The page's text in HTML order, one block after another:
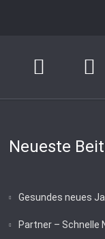
Neueste
Gesundes neues
Partner – Schnelle